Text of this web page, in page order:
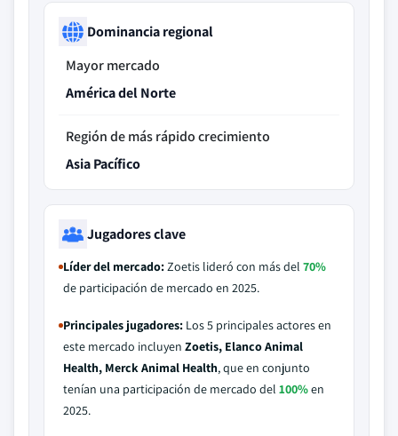
Dominancia regional
Mayor mercado
América del Norte
Región de más rápido crecimiento
Asia Pacífico
Jugadores clave
Líder del mercado:Zoetis lideró con más del 70%
de participación de mercado en 2025.
Principales jugadores: Los 5 principales actores en
este mercado incluyen Zoetis, Elanco Animal
Health, Merck Animal Health, que en conjunto
tenían una participación de mercado del 100%en
2025.